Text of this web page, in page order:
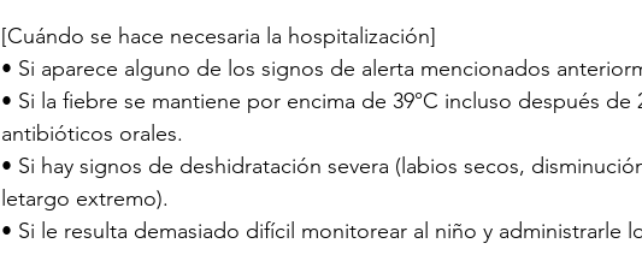
[Cuándo se hace necesaria la hospitalización]
• Si aparece alguno de los signos de alerta mencionados
• Si la fiebre se mantiene por encima de 39°C incluso después de
antibióticos orales.
• Si hay signos de deshidratación severa (labios secos,
letargo extremo).
• Si le resulta demasiado difícil monitorear al niño y administrarle